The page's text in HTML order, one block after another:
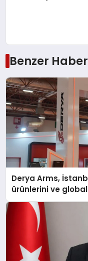
Benzer
Derya Arms,
ürünlerini ve